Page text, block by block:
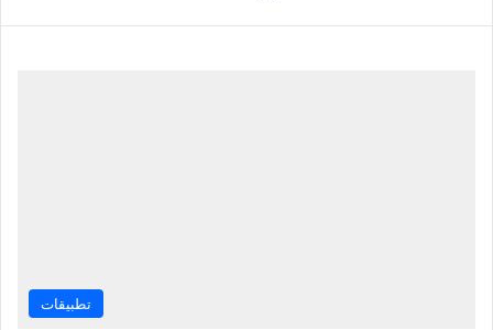
تطبيقات